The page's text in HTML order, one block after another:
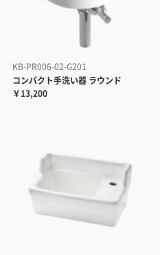
KB-PR006-02-G201
コンパクト手洗い器 ラウンド
￥13,200